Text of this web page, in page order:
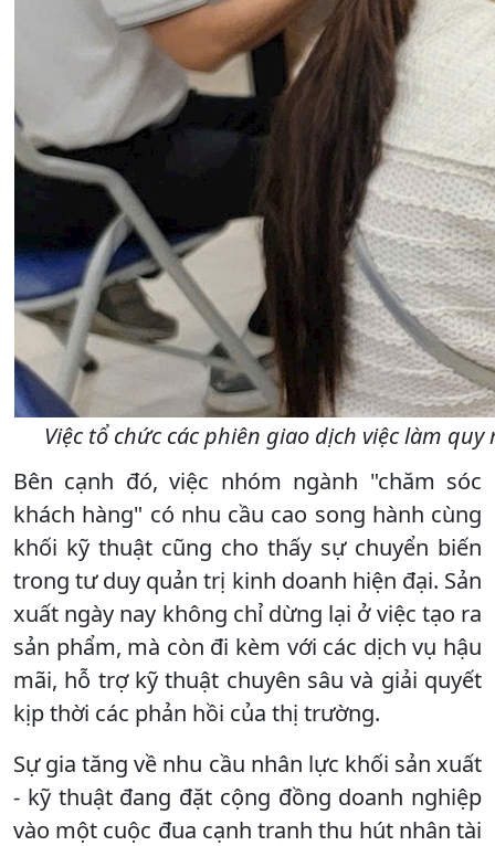
Việc tổ chức các phiên giao dịch việc làm
Bên cạnh đó, việc nhóm ngành "chăm sóc
khách hàng" có nhu cầu cao song hành cùng
khối kỹ thuật cũng cho thấy sự chuyển biến
trong tư duy quản trị kinh doanh hiện đại. Sản
xuất ngày nay không chỉ dừng lại ở việc tạo ra
sản phẩm, mà còn đi kèm với các dịch vụ hậu
mãi, hỗ trợ kỹ thuật chuyên sâu và giải quyết
kịp thời các phản hồi của thị trường.
​Sự gia tăng về nhu cầu nhân lực khối sản xuất
- kỹ thuật đang đặt cộng đồng doanh nghiệp
vào một cuộc đua cạnh tranh thu hút nhân tài